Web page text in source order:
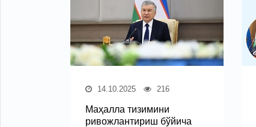
14.10.2025 216
Маҳалла тизимини
ривожлантириш бўйича